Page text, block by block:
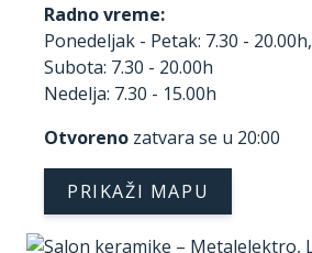
Radno vreme:
Ponedeljak - Petak: 7.30 - 20.00h,
Subota: 7.30 - 20.00h
Nedelja: 7.30 - 15.00h
Otvoreno zatvara se u 20:00
PRIKAŽI MAPU